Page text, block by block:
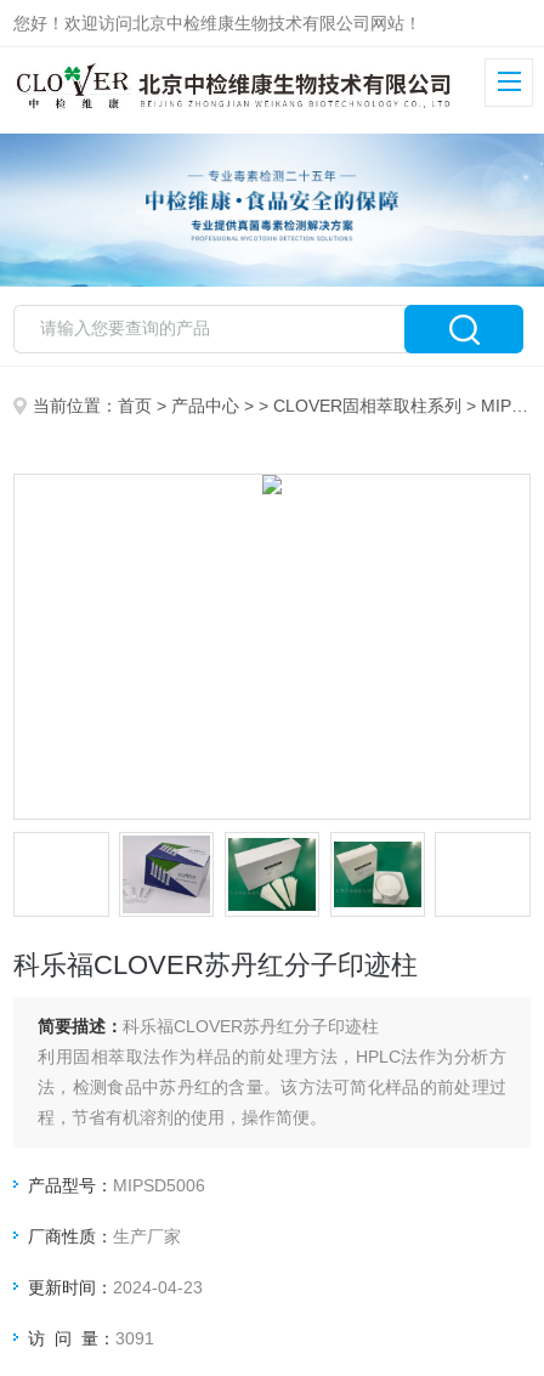
您好！欢迎访问北京中检维康生物技术有限公司网站！
当前位置：首页 > 产品中心 > >CLOVER固相萃取柱系列 > MIPSD5006科乐福CLOVER苏丹红分子印迹柱
科乐福CLOVER苏丹红分子印迹柱
简要描述：科乐福CLOVER苏丹红分子印迹柱
利用固相萃取法作为样品的前处理方法，HPLC法作为分析方
法，检测食品中苏丹红的含量。该方法可简化样品的前处理过
程，节省有机溶剂的使用，操作简便。
产品型号： MIPSD5006
厂商性质：生产厂家
更新时间： 2024-04-23
访 问 量：3091